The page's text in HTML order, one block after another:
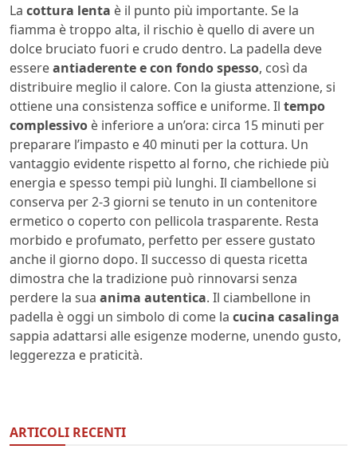
La cottura lenta è il punto più importante. Se la
fiamma è troppo alta, il rischio è quello di avere un
dolce bruciato fuori e crudo dentro. La padella deve
essereantiaderente e con fondo spesso, così da
distribuire meglio il calore. Con la giusta attenzione, si
ottiene una consistenza soffice e uniforme. Il tempo
complessivo è inferiore a un’ora: circa 15 minuti per
preparare l’impasto e 40 minuti per la cottura. Un
vantaggio evidente rispetto al forno, che richiede più
energia e spesso tempi più lunghi. Il ciambellone si
conserva per 2-3 giorni se tenuto in un contenitore
ermetico o coperto con pellicola trasparente. Resta
morbido e profumato, perfetto per essere gustato
anche il giorno dopo. Il successo di questa ricetta
dimostra che la tradizione può rinnovarsi senza
perdere la sua anima autentica. Il ciambellone in
padella è oggi un simbolo di come la cucina casalinga
sappia adattarsi alle esigenze moderne, unendo gusto,
leggerezza e praticità.
ARTICOLI RECENTI